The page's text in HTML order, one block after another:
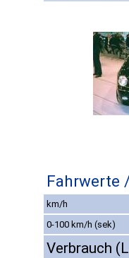
Fahrwerte
km/h
0-100 km/h (sek)
Verbrauch